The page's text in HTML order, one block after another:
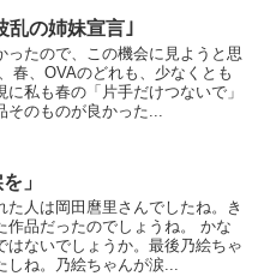
乱の姉妹宣言｣
ったので、この機会に見ようと思
春、OVAのどれも、少なくとも
私も春の「片手だけつないで」
そのものが良かった...
」
人は岡田麿里さんでしたね。き
作品だったのでしょうね。 かな
はないでしょうか。最後乃絵ちゃ
しね。乃絵ちゃんが涙...